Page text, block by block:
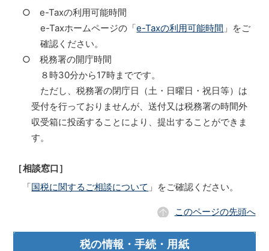
○ e-Taxの利用可能時間
e-Taxホームページの「e-Taxの利用可能時間 」をご
確認ください。
○ 税務署の開庁時間
８時30分から17時までです。
ただし、税務署の閉庁日（土・日曜日・祝日等）は
受付を行っておりませんが、送付又は税務署の時間外
収受箱に投函することにより、提出することができま
す。
［相談窓口］
「国税に関するご相談について 」をご確認ください。
このページの先頭へ
税の情報・手続・用紙